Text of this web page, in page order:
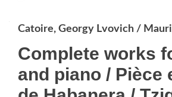
Catoire, Georgy Lvovich /
Complete works
and piano / Pièce